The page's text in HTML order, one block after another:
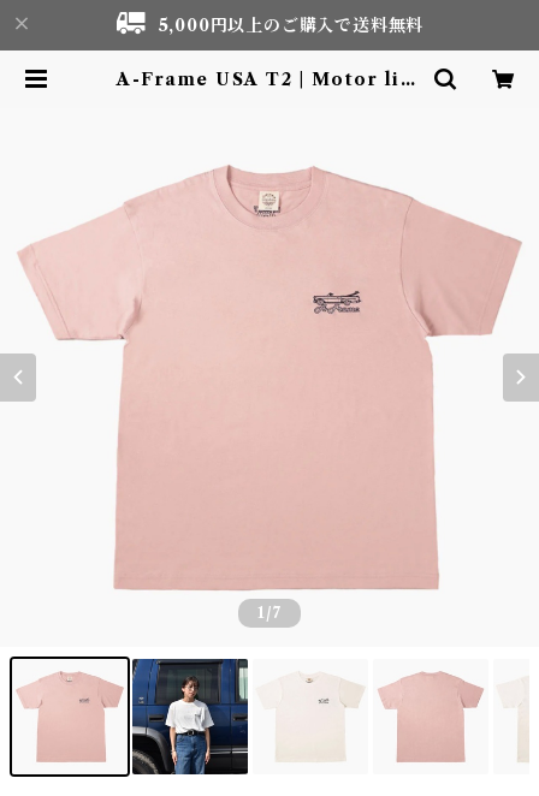
5,000円以上のご購入で送料無料
A-Frame USA T2 | Motor life
1 /7